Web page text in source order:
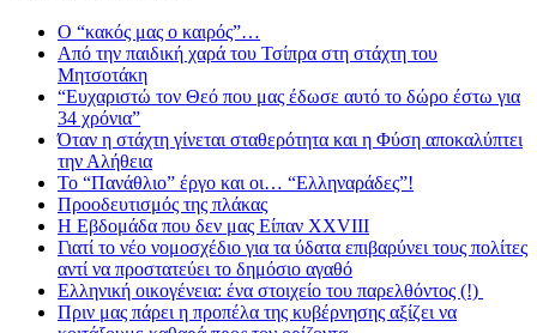
Ο “κακός μας ο καιρός”…
Από την παιδική χαρά του Τσίπρα στη στάχτη του
Μητσοτάκη
“Ευχαριστώ τον Θεό που μας έδωσε αυτό το δώρο έστω για
34 χρόνια”
Όταν η στάχτη γίνεται σταθερότητα και η Φύση αποκαλύπτει
την Αλήθεια
Το “Πανάθλιο” έργο και οι… “Ελληναράδες”!
Προοδευτισμός της πλάκας
Η Εβδομάδα που δεν μας Είπαν XXVIII
Γιατί το νέο νομοσχέδιο για τα ύδατα επιβαρύνει τους πολίτες
αντί να προστατεύει το δημόσιο αγαθό
Ελληνική οικογένεια: ένα στοιχείο του παρελθόντος (!)
Πριν μας πάρει η προπέλα της κυβέρνησης αξίζει να